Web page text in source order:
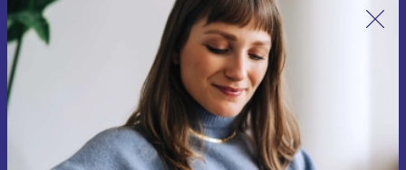
Tilmeld dig vores nyhedsbrev for
første gang og spar 115 kr!
Gå aldrig glip af et tilbud igen.